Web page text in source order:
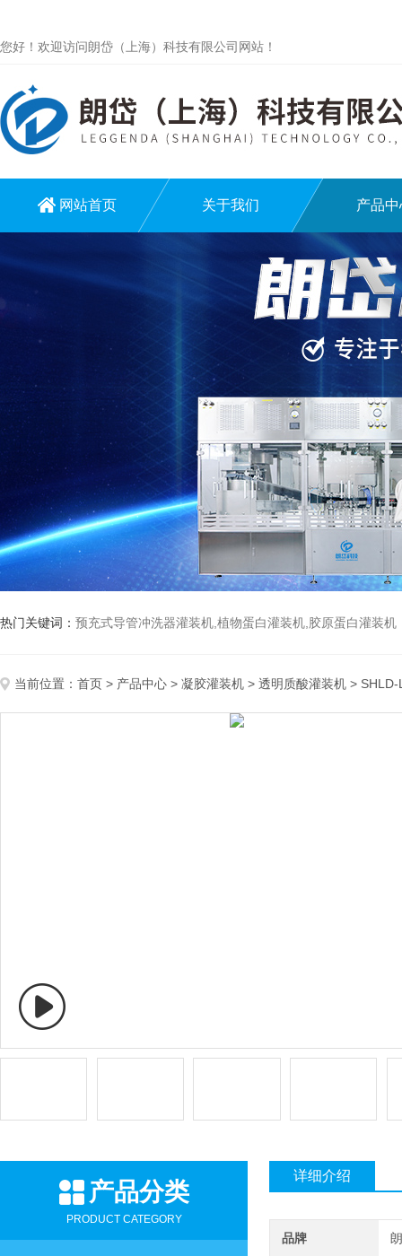
您好！欢迎访问朗岱（上海）科技有限公司网站！
网站首页 关于我们 产品中
热门关键词： 预充式导管冲洗器灌装机,植物蛋白灌装机,胶原蛋白灌装机
当前位置： 首页 > 产品中心 > 凝胶灌装机 > 透明质酸灌装机 > SHLD-
产品分类
PRODUCT CATEGORY
详细介绍
品牌